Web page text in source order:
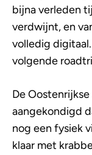
bijna verleden
verdwijnt, en
volledig
volgende
De
aangekondigd
nog een fysiek
klaar met